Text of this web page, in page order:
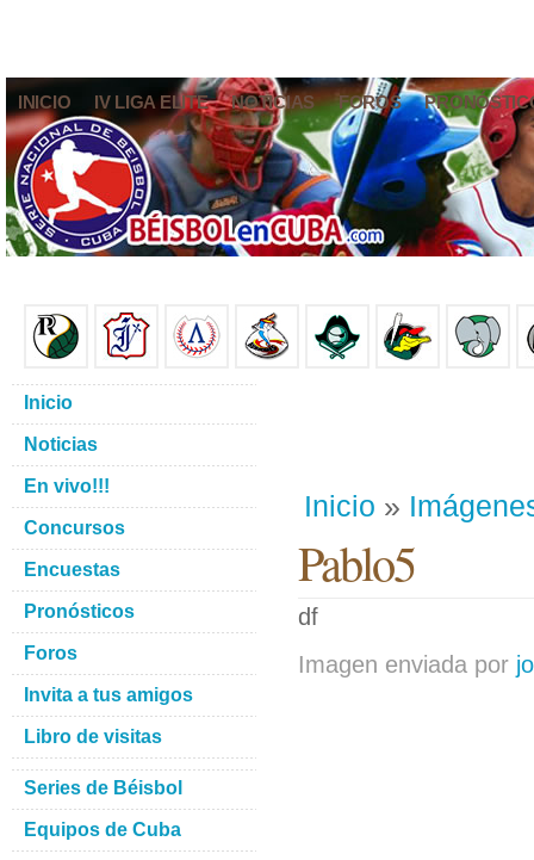
INICIO IV LIGA ELITE NOTICIAS FOROS
Inicio »
Pablo5
df
Imagen enviada por
Inicio
Noticias
En vivo!!!
Concursos
Encuestas
Pronósticos
Foros
Invita a tus amigos
Libro de visitas
Series de Béisbol
Equipos de Cuba